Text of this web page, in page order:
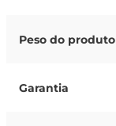
Peso do produto
Garantia